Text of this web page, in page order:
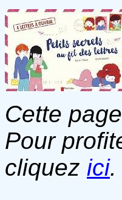
Cette
Pour
cliquez ici.